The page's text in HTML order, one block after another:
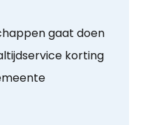
gaat doen
korting